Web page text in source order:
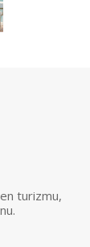
turizmu,